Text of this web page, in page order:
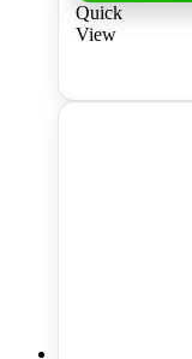
Quick
View